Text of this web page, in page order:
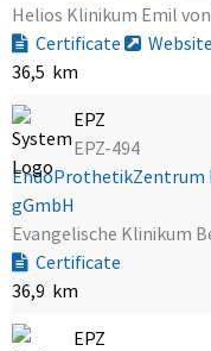
Helios Klinikum Emil
Certificate
Website
36,5 km
EPZ
EPZ-494
EndoProthetikZentrum
gGmbH
Evangelische Klinikum
Certificate
36,9 km
EPZ